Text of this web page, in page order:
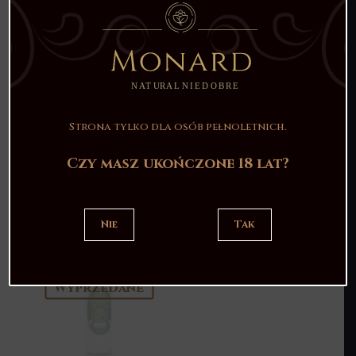
Wyprzedane
Dzika Śliwka Śmietanówka Kreolska
Wyprzedane
Strona tylko dla osób pełnoletnich.
Czy masz ukończone 18 lat?
Nie Tak